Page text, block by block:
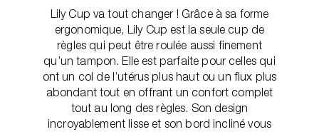
Lily Cup va tout changer ! Grâce à sa forme
ergonomique, Lily Cup est la seule cup de
règles qui peut être roulée aussi finement
qu’un tampon. Elle est parfaite pour celles qui
ont un col de l’utérus plus haut ou un flux plus
abondant tout en offrant un confort complet
tout au long des règles. Son design
incroyablement lisse et son bord incliné vous